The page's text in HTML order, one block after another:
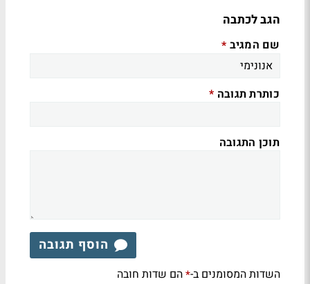
הגב לכתבה
שם המגיב *
כותרת תגובה *
תוכן התגובה
הוסף תגובה
השדות המסומנים ב-*הם שדות חובה